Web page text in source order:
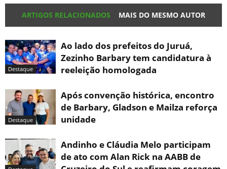
ARTIGOS RELACIONADOS MAIS DO MESMO AUTOR
Destaque
Ao lado dos prefeitos do Juruá,
Zezinho Barbary tem candidatura à
reeleição homologada
Destaque
Após convenção histórica, encontro
de Barbary, Gladson e Mailza reforça
unidade
Andinho e Cláudia Melo participam
de ato com Alan Rick na AABB de